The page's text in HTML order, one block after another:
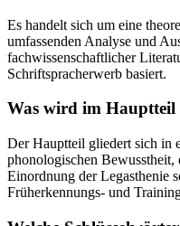
Es handelt sich um eine
umfassenden Analyse und
fachwissenschaftlicher
Schriftspracherwerb basiert.
Was wird im Hauptteil
Der Hauptteil gliedert sich in
phonologischen
Einordnung der Legasthenie
Früherkennungs- und